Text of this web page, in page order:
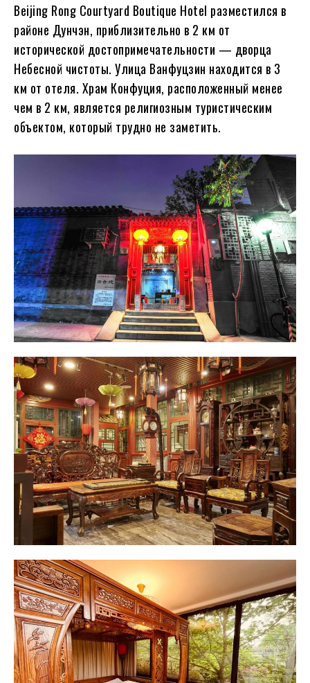
Beijing Rong Courtyard Boutique Hotel разместился в
районе Дунчэн, приблизительно в 2 км от
исторической достопримечательности — дворца
Небесной чистоты. Улица Ванфуцзин находится в 3
км от отеля. Храм Конфуция, расположенный менее
чем в 2 км, является религиозным туристическим
объектом, который трудно не заметить.